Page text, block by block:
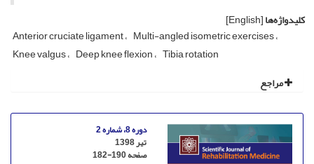
کلیدواژه‌ها[English]
Anterior cruciate ligament Multi-angled isometric exercises
Knee valgus Deep knee flexion Tibia rotation
مراجع
دوره 8، شماره 2
تیر 1398
صفحه182-190